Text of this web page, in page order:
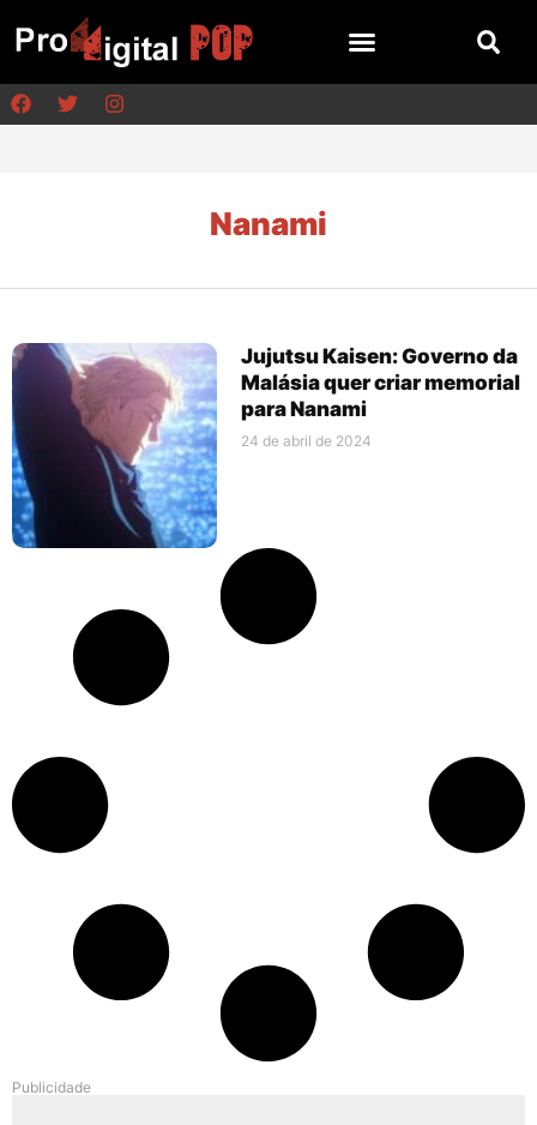
Nanami
Jujutsu Kaisen: Governo da
Malásia quer criar memorial
para Nanami
24 de abril de 2024
Publicidade